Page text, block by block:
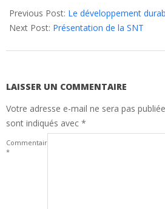
08-
03
Previous Post: Le développement
Next Post: Présentation de la SNT
LAISSER UN COMMENTAIRE
Votre adresse e-mail ne sera pas
sont indiqués avec *
Commentaire
*